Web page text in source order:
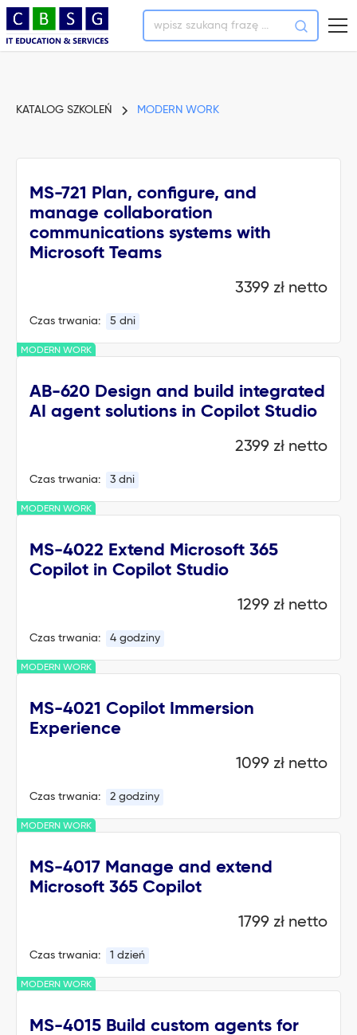
KATALOG SZKOLEŃ MODERN WORK
MS-721 Plan, configure, and
manage collaboration
communications systems with
Microsoft Teams
3399 zł netto
Czas trwania: 5 dni
MODERN WORK
AB-620 Design and build integrated
AI agent solutions in Copilot Studio
2399 zł netto
Czas trwania: 3 dni
MODERN WORK
MS-4022 Extend Microsoft 365
Copilot in Copilot Studio
1299 zł netto
Czas trwania: 4 godziny
MODERN WORK
MS-4021 Copilot Immersion
Experience
1099 zł netto
Czas trwania: 2 godziny
MODERN WORK
MS-4017 Manage and extend
Microsoft 365 Copilot
1799 zł netto
Czas trwania: 1 dzień
MODERN WORK
MS-4015 Build custom agents for